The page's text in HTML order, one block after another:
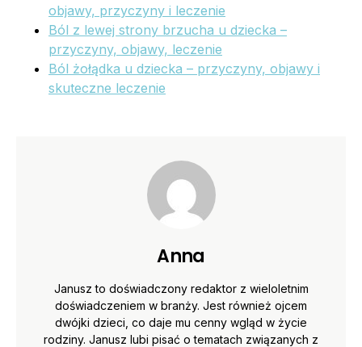
objawy, przyczyny i leczenie
Ból z lewej strony brzucha u dziecka –
przyczyny, objawy, leczenie
Ból żołądka u dziecka – przyczyny, objawy i
skuteczne leczenie
Anna
Janusz to doświadczony redaktor z wieloletnim
doświadczeniem w branży. Jest również ojcem
dwójki dzieci, co daje mu cenny wgląd w życie
rodziny. Janusz lubi pisać o tematach związanych z